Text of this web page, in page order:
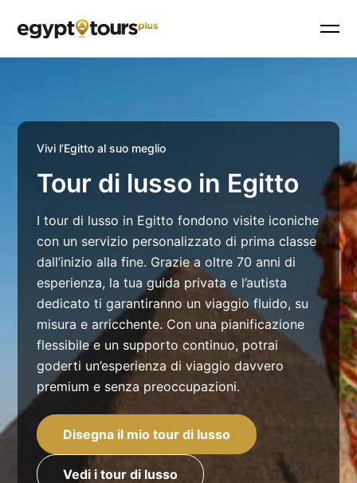
Vivi l’Egitto al suo meglio
Tour di lusso in Egitto
I tour di lusso in Egitto fondono visite iconiche
con un servizio personalizzato di prima classe
dall’inizio alla fine. Grazie a oltre 70 anni di
esperienza, la tua guida privata e l’autista
dedicato ti garantiranno un viaggio fluido, su
misura e arricchente. Con una pianificazione
flessibile e un supporto continuo, potrai
goderti un’esperienza di viaggio davvero
premium e senza preoccupazioni.
Disegna il mio tour di lusso
Vedi i tour di lusso